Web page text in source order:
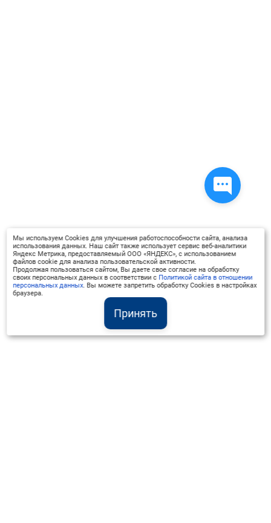
Принять
Мы используем Cookies для улучшения работоспособности сайта, анализа
использования данных. Наш сайт также использует сервис веб-аналитики
Яндекс Метрика, предоставляемый ООО «ЯНДЕКС», с использованием
файлов cookie для анализа пользовательской активности.
Продолжая пользоваться сайтом, Вы даете свое согласие на обработку
своих персональных данных в соответствии с Политикой сайта в отношении
персональных данных. Вы можете запретить обработку Cookies в настройках
браузера.